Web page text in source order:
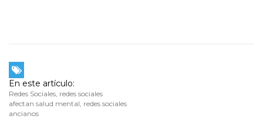
En este artículo:
Redes Sociales, redes sociales
afectan salud mental, redes sociales
ancianos